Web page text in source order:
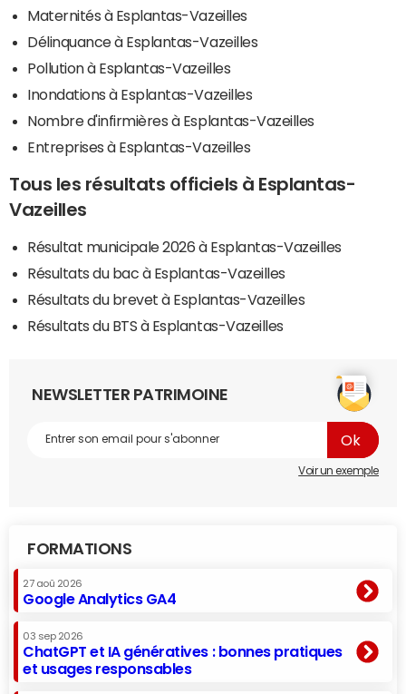
Maternités à Esplantas-Vazeilles
Délinquance à Esplantas-Vazeilles
Pollution à Esplantas-Vazeilles
Inondations à Esplantas-Vazeilles
Nombre d'infirmières à Esplantas-Vazeilles
Entreprises à Esplantas-Vazeilles
Tous les résultats officiels à Esplantas-
Vazeilles
Résultat municipale 2026 à Esplantas-Vazeilles
Résultats du bac à Esplantas-Vazeilles
Résultats du brevet à Esplantas-Vazeilles
Résultats du BTS à Esplantas-Vazeilles
NEWSLETTER PATRIMOINE
Voir un exemple
FORMATIONS
27 aoû 2026
Google Analytics GA4
03 sep 2026
ChatGPT et IA génératives : bonnes pratiques
et usages responsables